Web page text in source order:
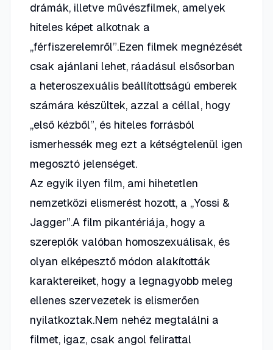
drámák, illetve művészfilmek, amelyek
hiteles képet alkotnak a
„férfiszerelemről”.Ezen filmek megnézését
csak ajánlani lehet, ráadásul elsősorban
a heteroszexuális beállítottságú emberek
számára készültek, azzal a céllal, hogy
„első kézből”, és hiteles forrásból
ismerhessék meg ezt a kétségtelenül igen
megosztó jelenséget.
Az egyik ilyen film, ami hihetetlen
nemzetközi elismerést hozott, a „Yossi &
Jagger”.A film pikantériája, hogy a
szereplők valóban homoszexuálisak, és
olyan elképesztő módon alakították
karaktereiket, hogy a legnagyobb meleg
ellenes szervezetek is elismerően
nyilatkoztak.Nem nehéz megtalálni a
filmet, igaz, csak angol felirattal